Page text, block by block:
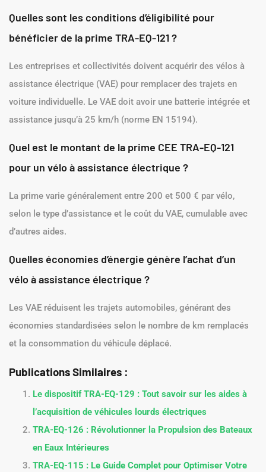
Quelles sont les conditions d’éligibilité pour
bénéficier de la prime TRA-EQ-121 ?
Les entreprises et collectivités doivent acquérir des vélos à
assistance électrique (VAE) pour remplacer des trajets en
voiture individuelle. Le VAE doit avoir une batterie intégrée et
assistance jusqu’à 25 km/h (norme EN 15194).
Quel est le montant de la prime CEE TRA-EQ-121
pour un vélo à assistance électrique ?
La prime varie généralement entre 200 et 500 € par vélo,
selon le type d’assistance et le coût du VAE, cumulable avec
d’autres aides.
Quelles économies d’énergie génère l’achat d’un
vélo à assistance électrique ?
Les VAE réduisent les trajets automobiles, générant des
économies standardisées selon le nombre de km remplacés
et la consommation du véhicule déplacé.
Publications Similaires :
Le dispositif TRA-EQ-129 : Tout savoir sur les aides à
l’acquisition de véhicules lourds électriques
TRA-EQ-126 : Révolutionner la Propulsion des Bateaux
en Eaux Intérieures
TRA-EQ-115 : Le Guide Complet pour Optimiser Votre